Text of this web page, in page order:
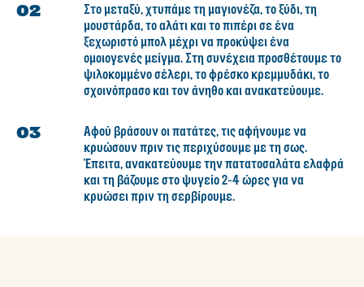
Στο μεταξύ, χτυπάμε τη μαγιονέζα, το ξύδι, τη
μουστάρδα, το αλάτι και το πιπέρι σε ένα
ξεχωριστό μπολ μέχρι να προκύψει ένα
ομοιογενές μείγμα. Στη συνέχεια προσθέτουμε το
ψιλοκομμένο σέλερι, το φρέσκο κρεμμυδάκι, το
σχοινόπρασο και τον άνηθο και ανακατεύουμε.
Αφού βράσουν οι πατάτες, τις αφήνουμε να
κρυώσουν πριν τις περιχύσουμε με τη σως.
Έπειτα, ανακατεύουμε την πατατοσαλάτα ελαφρά
και τη βάζουμε στο ψυγείο 2-4 ώρες για να
κρυώσει πριν τη σερβίρουμε.